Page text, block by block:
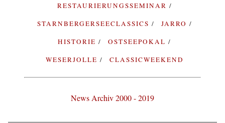
RESTAURIERUNGSSEMINAR
STARNBERGERSEECLASSICS
JARRO
HISTORIE
OSTSEEPOKAL
WESERJOLLE
CLASSICWEEKEND
News Archiv 2000 - 2019